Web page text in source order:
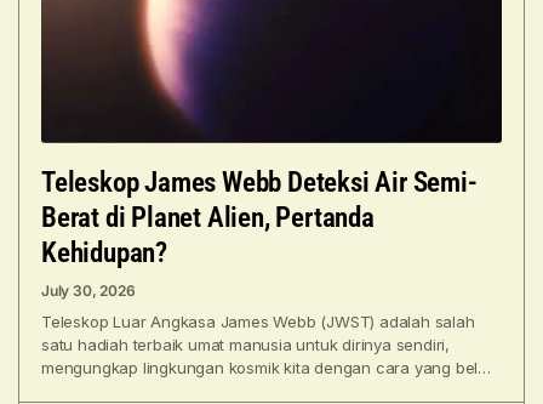
Teleskop James Webb Deteksi Air Semi-
Berat di Planet Alien, Pertanda
Kehidupan?
July 30, 2026
Teleskop Luar Angkasa James Webb (JWST) adalah salah
satu hadiah terbaik umat manusia untuk dirinya sendiri,
mengungkap lingkungan kosmik kita dengan cara yang belum